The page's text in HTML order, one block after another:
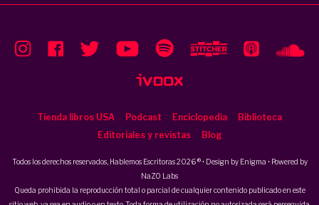
Tienda libros USA Podcast Enciclopedia
Biblioteca
Editoriales y revistas
Blog
Todos los derechos reservados, Hablemos Escritoras 2026 ® • Design by Enigma • Powered by
NaZO Labs
Queda prohibida la reproducción total o parcial de cualquier contenido publicado en este